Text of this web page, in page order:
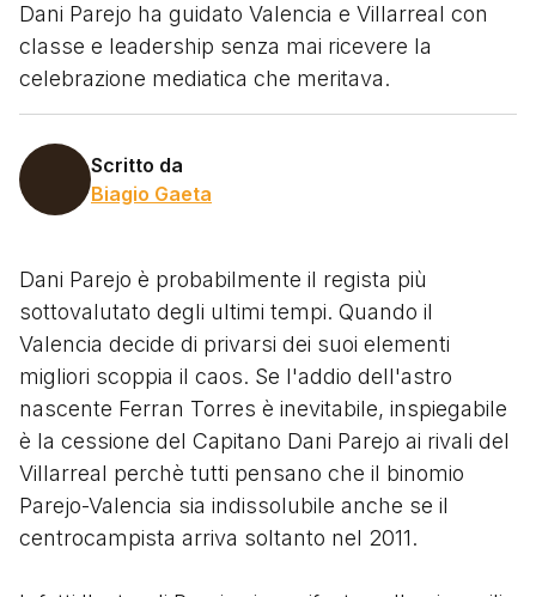
Dani Parejo ha guidato Valencia e Villarreal con
classe e leadership senza mai ricevere la
celebrazione mediatica che meritava.
Scritto da
Biagio Gaeta
Dani Parejo è probabilmente il regista più
sottovalutato degli ultimi tempi. Quando il
Valencia decide di privarsi dei suoi elementi
migliori scoppia il caos. Se l'addio dell'astro
nascente Ferran Torres è inevitabile, inspiegabile
è la cessione del Capitano Dani Parejo ai rivali del
Villarreal perchè tutti pensano che il binomio
Parejo-Valencia sia indissolubile anche se il
centrocampista arriva soltanto nel 2011.